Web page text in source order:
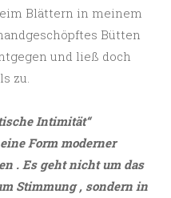
Blättern in meinem
Bütten
und ließ doch
zu.
Intimität“
Form moderner
. Es geht nicht um das
Stimmung , sondern in